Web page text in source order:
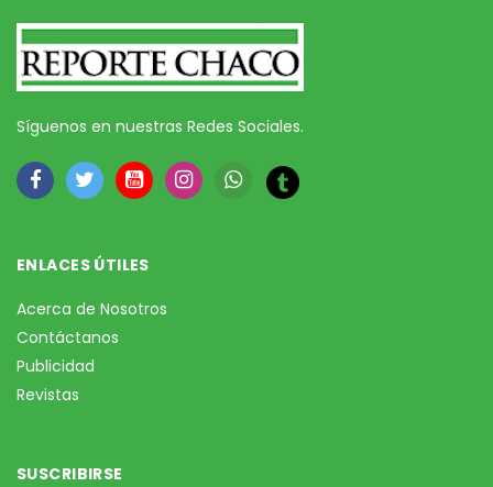
Síguenos en nuestras Redes Sociales.
ENLACES ÚTILES
Acerca de Nosotros
Contáctanos
Publicidad
Revistas
SUSCRIBIRSE